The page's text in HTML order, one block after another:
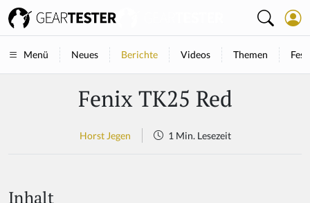
Menü Neues Berichte Videos Themen
Fenix TK25 Red
Horst Jegen 1 Min. Lesezeit
Inhalt